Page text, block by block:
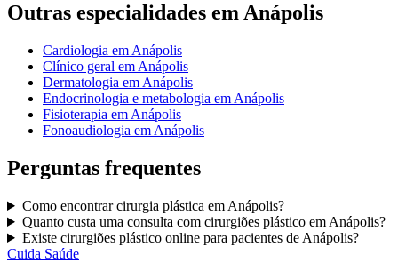
Outras especialidades emAnápolis
Cardiologia em Anápolis
Clínico geral em Anápolis
Dermatologia em Anápolis
Endocrinologia e metabologia em Anápolis
Fisioterapia em Anápolis
Fonoaudiologia em Anápolis
Perguntas frequentes
Como encontrarcirurgia plástica em Anápolis?
Quanto custa uma consulta com cirurgiões plásticoem Anápolis?
Existe cirurgiões plásticoonline para pacientes de Anápolis?
Cuida Saúde